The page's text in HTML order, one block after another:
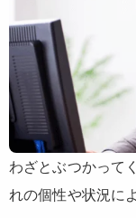
わざとぶつかって
れの個性や状況に